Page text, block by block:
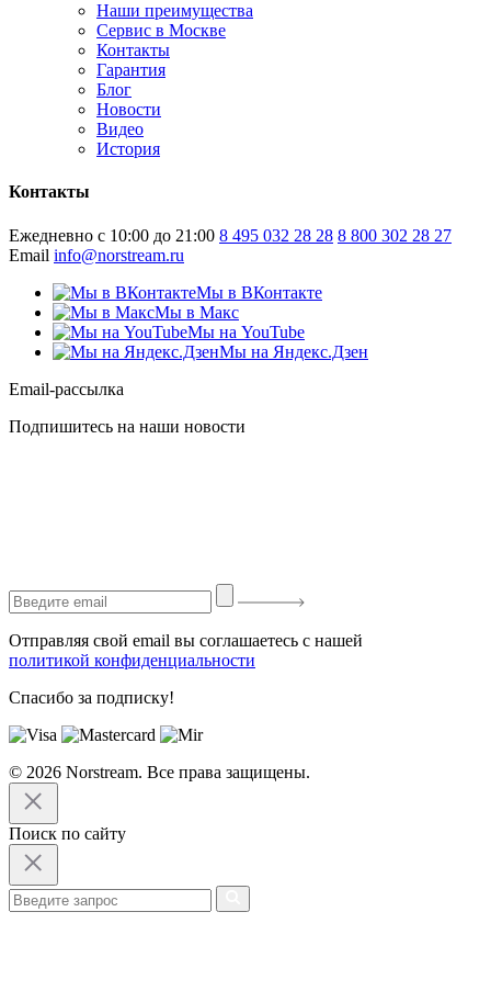
Наши преимущества
Сервис в Москве
Контакты
Гарантия
Блог
Новости
Видео
История
Контакты
Ежедневно с 10:00 до 21:00 8 495 032 28 28 8 800 302 28 27
Email info@norstream.ru
Мы в ВКонтакте
Мы в Макс
Мы на YouTube
Мы на Яндекс.Дзен
Email-рассылка
Подпишитесь на наши новости
Отправляя свой email вы соглашаетесь с нашей
политикой конфиденциальности
Спасибо за подписку!
© 2026 Norstream. Все права защищены.
Поиск по сайту